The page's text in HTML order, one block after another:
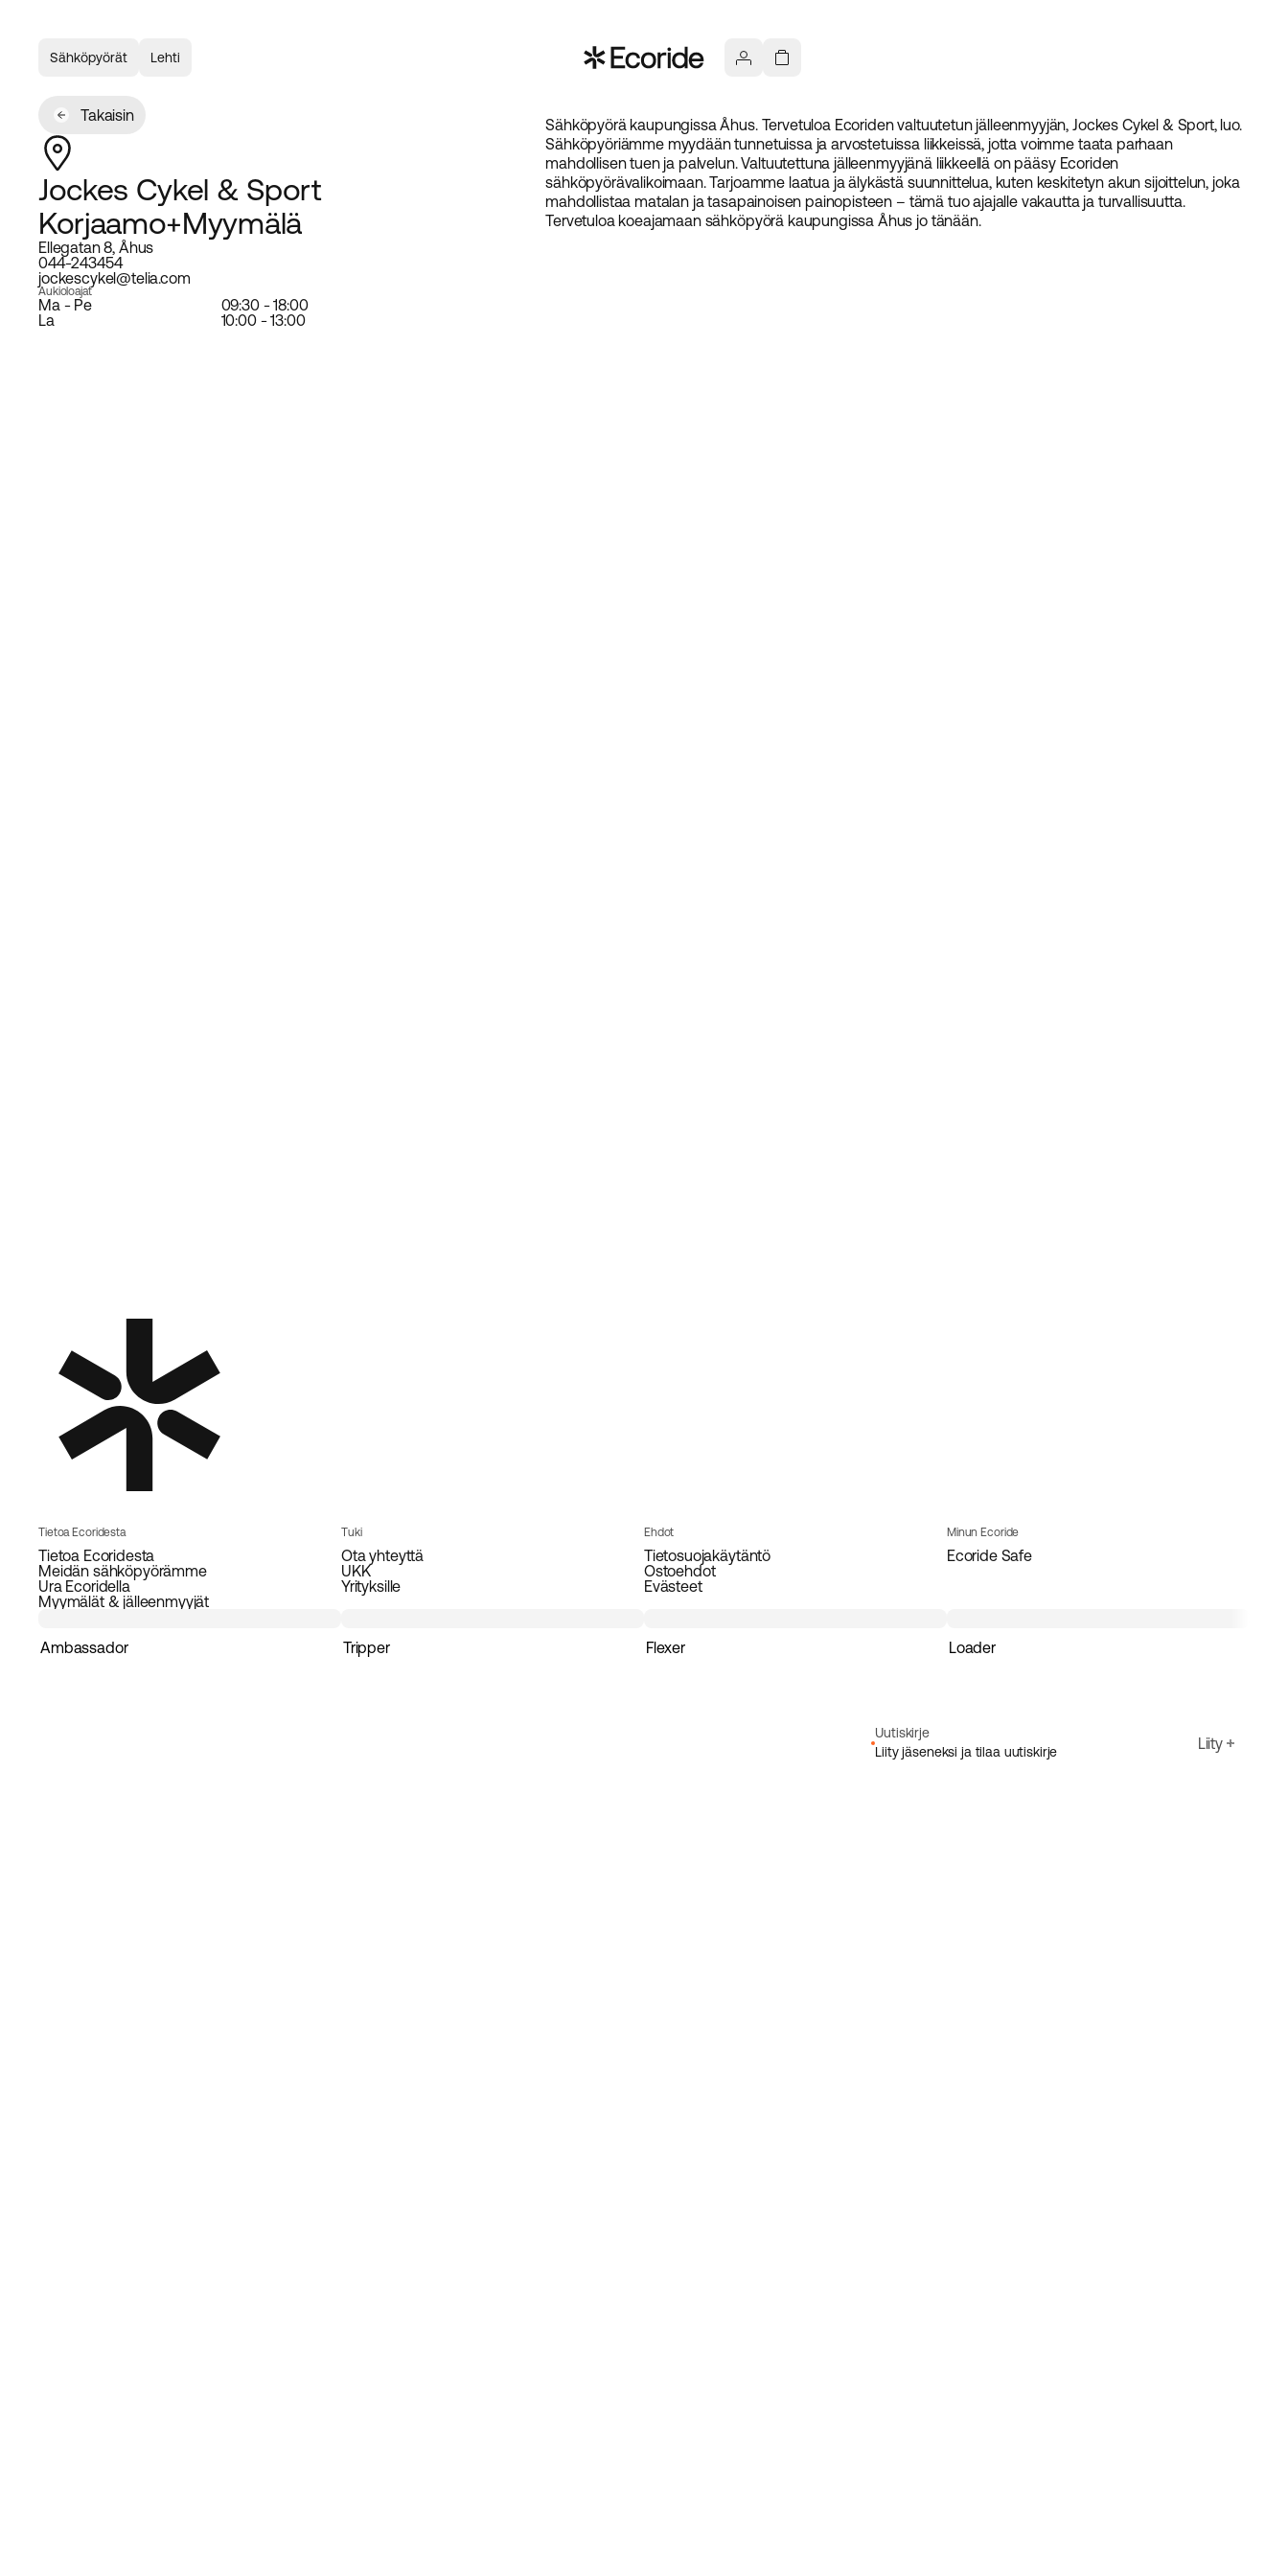
Sähköpyörät Lehti
Takaisin
Jockes Cykel & Sport
Korjaamo+Myymälä
Ellegatan 8, Åhus
044-243454
jockescykel@telia.com
Aukioloajat
Ma - Pe
09:30 - 18:00
La
10:00 - 13:00
Sähköpyörä kaupungissa Åhus. Tervetuloa Ecoriden valtuutetun jälleenmyyjän, Jockes Cykel & Sport, luo.
Sähköpyöriämme myydään tunnetuissa ja arvostetuissa liikkeissä, jotta voimme taata parhaan
mahdollisen tuen ja palvelun. Valtuutettuna jälleenmyyjänä liikkeellä on pääsy Ecoriden
sähköpyörävalikoimaan. Tarjoamme laatua ja älykästä suunnittelua, kuten keskitetyn akun sijoittelun, joka
mahdollistaa matalan ja tasapainoisen painopisteen – tämä tuo ajajalle vakautta ja turvallisuutta.
Tervetuloa koeajamaan sähköpyörä kaupungissa Åhus jo tänään.
Tietoa Ecoridesta
Tietoa Ecoridesta
Meidän sähköpyörämme
Ura Ecoridella
Myymälät & jälleenmyyjät
Tuki
Ota yhteyttä
UKK
Yrityksille
Ehdot
Tietosuojakäytäntö
Ostoehdot
Evästeet
Minun Ecoride
Ecoride Safe
Ambassador Tripper Flexer Loader
Uutiskirje
Liity jäseneksi ja tilaa uutiskirje
Liity